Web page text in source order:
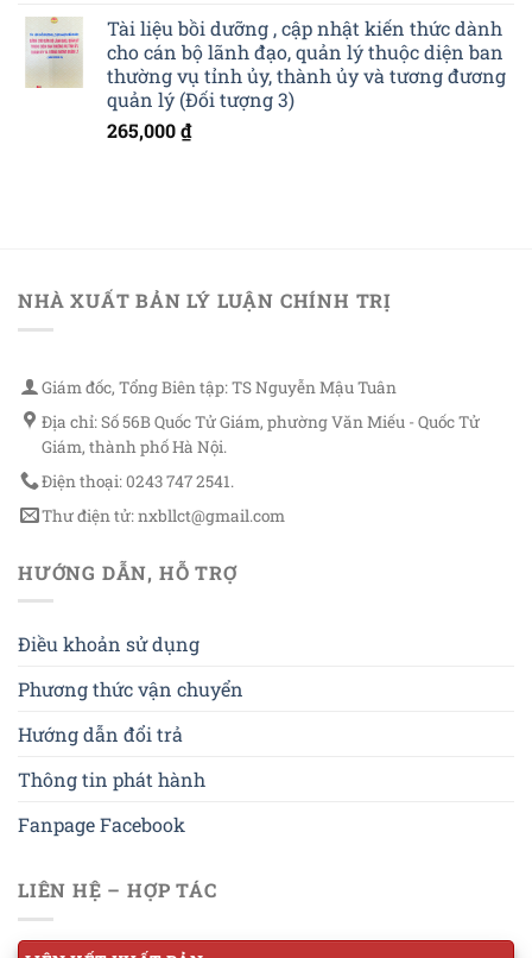
Tài liệu bồi dưỡng , cập nhật kiến thức dành
cho cán bộ lãnh đạo, quản lý thuộc diện ban
thường vụ tỉnh ủy, thành ủy và tương đương
quản lý (Đối tượng 3)
265,000₫
NHÀ XUẤT BẢN LÝ LUẬN CHÍNH TRỊ
Giám đốc, Tổng Biên tập: TS Nguyễn Mậu Tuân
Địa chỉ: Số 56B Quốc Tử Giám, phường Văn Miếu - Quốc Tử
Giám, thành phố Hà Nội.
Điện thoại: 0243 747 2541.
Thư điện tử: nxbllct@gmail.com
HƯỚNG DẪN, HỖ TRỢ
Điều khoản sử dụng
Phương thức vận chuyển
Hướng dẫn đổi trả
Thông tin phát hành
Fanpage Facebook
LIÊN HỆ – HỢP TÁC